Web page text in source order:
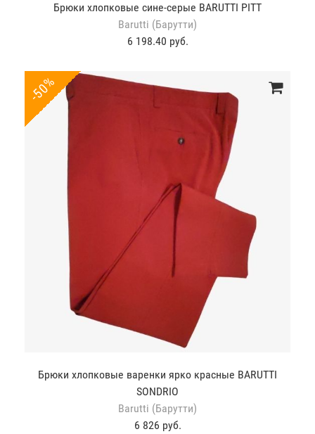
Брюки хлопковые сине-серые BARUTTI PITT
Barutti (Барутти)
6 198.40 руб.
-50%
Брюки хлопковые варенки ярко красные BARUTTI
SONDRIO
Barutti (Барутти)
6 826 руб.